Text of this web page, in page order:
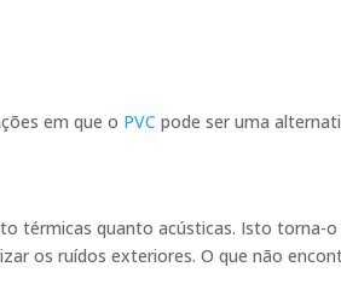
em que o PVC pode ser uma
térmicas quanto acústicas. Isto torna-
os ruídos exteriores. O que não